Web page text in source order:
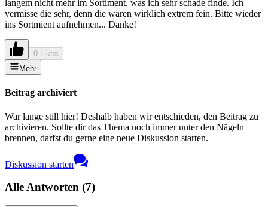
langem nicht mehr im Sortiment, was ich sehr schade finde. Ich
vermisse die sehr, denn die waren wirklich extrem fein. Bitte wieder
ins Sortmient aufnehmen... Danke!
0 Likes
Mehr
Beitrag archiviert
War lange still hier! Deshalb haben wir entschieden, den Beitrag zu
archivieren. Sollte dir das Thema noch immer unter den Nägeln
brennen, darfst du gerne eine neue Diskussion starten.
Diskussion starten
Alle Antworten (7)